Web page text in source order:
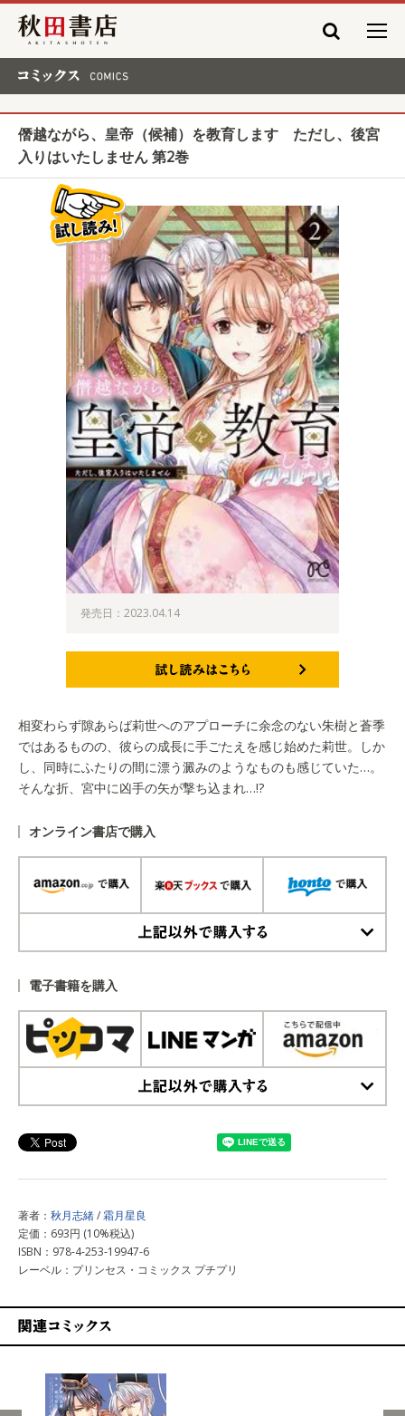
秋田書店
僭越ながら、皇帝（候補）を教育します ただし、後宮
入りはいたしません 第2巻
発売日：2023.04.14
相変わらず隙あらば莉世へのアプローチに余念のない朱樹と蒼季
ではあるものの、彼らの成長に手ごたえを感じ始めた莉世。しか
し、同時にふたりの間に漂う澱みのようなものも感じていた…。
そんな折、宮中に凶手の矢が撃ち込まれ…!?
オンライン書店で購入
電子書籍を購入
著者： 秋月志緒/霜月星良
定価：693円 (10%税込)
ISBN：978-4-253-19947-6
レーベル：プリンセス・コミックス プチプリ